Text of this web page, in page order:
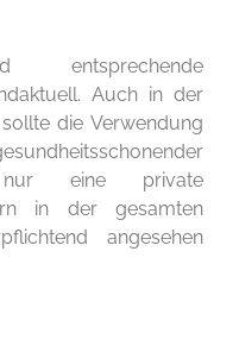
entsprechende
Auch in der
die Verwendung
nur eine private
in der gesamten
angesehen